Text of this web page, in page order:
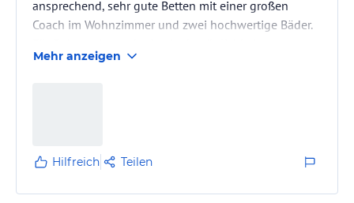
ansprechend, sehr gute Betten mit einer großen
Coach im Wohnzimmer und zwei hochwertige Bäder.
vorhanden. Auf unseren Wunsch hin wurde an einem
Mehr anzeigen
Hilfreich Teilen